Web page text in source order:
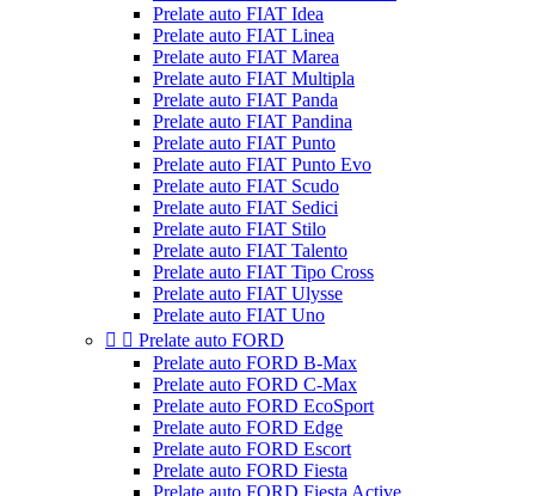
Prelate auto FIAT Idea
Prelate auto FIAT Linea
Prelate auto FIAT Marea
Prelate auto FIAT Multipla
Prelate auto FIAT Panda
Prelate auto FIAT Pandina
Prelate auto FIAT Punto
Prelate auto FIAT Punto Evo
Prelate auto FIAT Scudo
Prelate auto FIAT Sedici
Prelate auto FIAT Stilo
Prelate auto FIAT Talento
Prelate auto FIAT Tipo Cross
Prelate auto FIAT Ulysse
Prelate auto FIAT Uno
  Prelate auto FORD
Prelate auto FORD B-Max
Prelate auto FORD C-Max
Prelate auto FORD EcoSport
Prelate auto FORD Edge
Prelate auto FORD Escort
Prelate auto FORD Fiesta
Prelate auto FORD Fiesta Active